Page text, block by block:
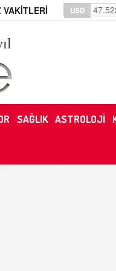
VAKİTLERİ USD
SAĞLIK ASTROLOJİ